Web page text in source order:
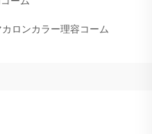
カロンカラー理容コーム